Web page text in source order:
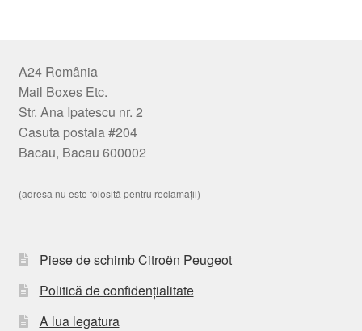
A24 România
Mail Boxes Etc.
Str. Ana Ipatescu nr. 2
Casuta postala #204
Bacau, Bacau 600002
(adresa nu este folosită pentru reclamații)
Piese de schimb Citroën Peugeot
Politică de confidențialitate
A lua legatura